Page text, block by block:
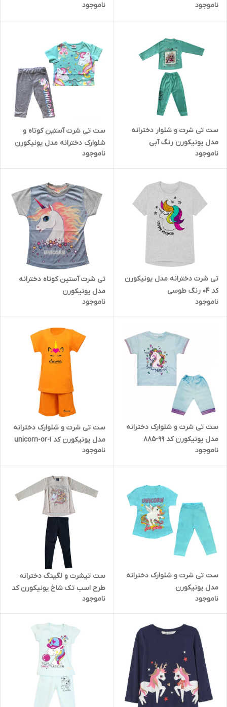
ناموجود
ناموجود
ست تی شرت و شلوار دخترانه
مدل یونیکورن رنگ آبی
ناموجود
ست تی شرت آستین کوتاه و
شلوارک دخترانه مدل یونیکورن
T04
ناموجود
تی شرت دخترانه مدل یونیکورن
کد 04 رنگ طوسی
ناموجود
تی شرت آستین کوتاه دخترانه
مدل یونیکورن
ناموجود
ست تی شرت و شلوارک دخترانه
مدل یونیکورن کد 99-885
ناموجود
ست تی شرت و شلوارک دخترانه
مدل یونیکورن کد unicorn-or-1
ناموجود
ست تی شرت و شلوارک دخترانه
مدل یونیکورن
ناموجود
ست تیشرت و لگینگ دخترانه
طرح اسب تک شاخ یونیکورن کد
6001
ناموجود